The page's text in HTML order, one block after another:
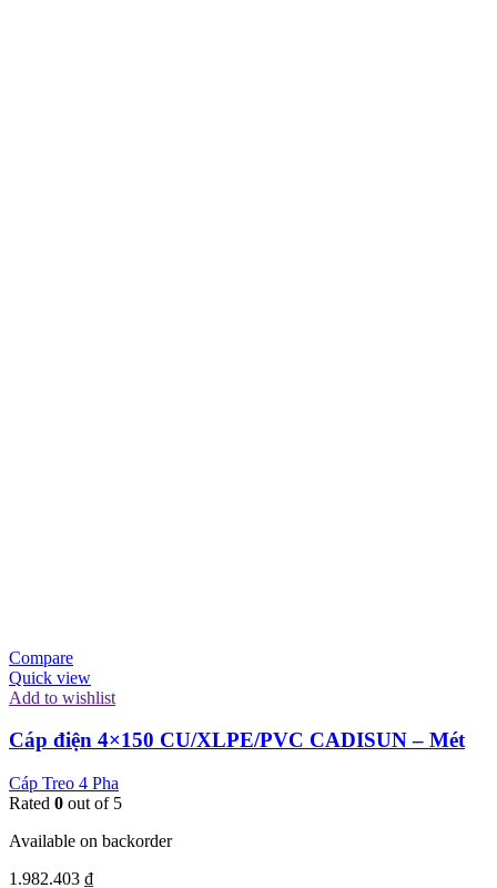
Compare
Quick view
Add to wishlist
Cáp điện 4×150 CU/XLPE/PVC CADISUN – Mét
Cáp Treo 4 Pha
Rated 0 out of 5
Available on backorder
1.982.403 ₫